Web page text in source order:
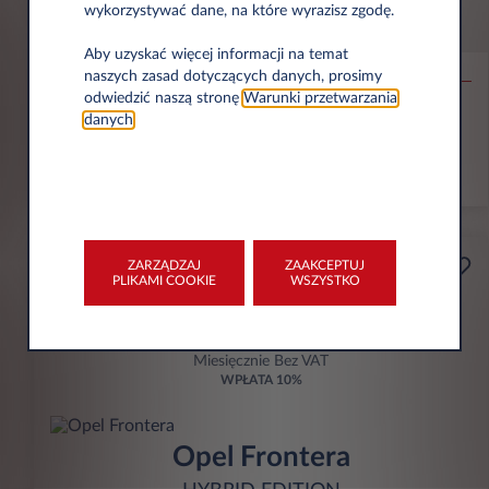
Citroën C4
MAX
30.000 km 36 Miesięcy Hybryda 106 g/km
Przedsiębiorca
Miesięcznie Bez VAT
WPŁATA 10%
Opel Frontera
wykorzystywać dane, na które wyrazisz zgodę.
Aby uzyskać więcej informacji na temat
naszych zasad dotyczących danych, prosimy
odwiedzić naszą stronę Warunki przetwarzania
danych.
ZARZĄDZAJ
PLIKAMI COOKIE
ZAAKCEPTUJ
WSZYSTKO